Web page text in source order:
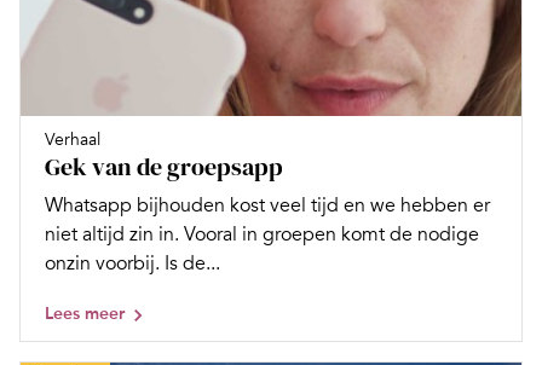
Verhaal
Gek van de groepsapp
Whatsapp bijhouden kost veel tijd en we hebben er
niet altijd zin in. Vooral in groepen komt de nodige
onzin voorbij. Is de...
Lees meer